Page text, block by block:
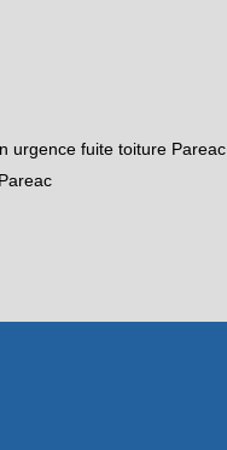
urgence fuite toiture Pareac